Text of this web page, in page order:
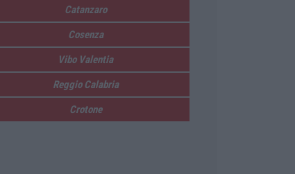
Catanzaro
Cosenza
Vibo Valentia
Reggio Calabria
Crotone